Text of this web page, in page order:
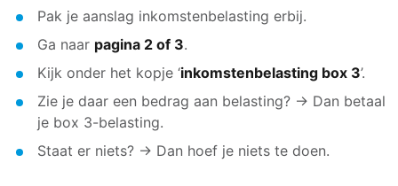
Pak je aanslag inkomstenbelasting erbij.
Ga naar pagina 2 of 3.
Kijk onder het kopje ‘inkomstenbelasting box 3’.
Zie je daar een bedrag aan belasting? → Dan betaal
je box 3-belasting.
Staat er niets? → Dan hoef je niets te doen.